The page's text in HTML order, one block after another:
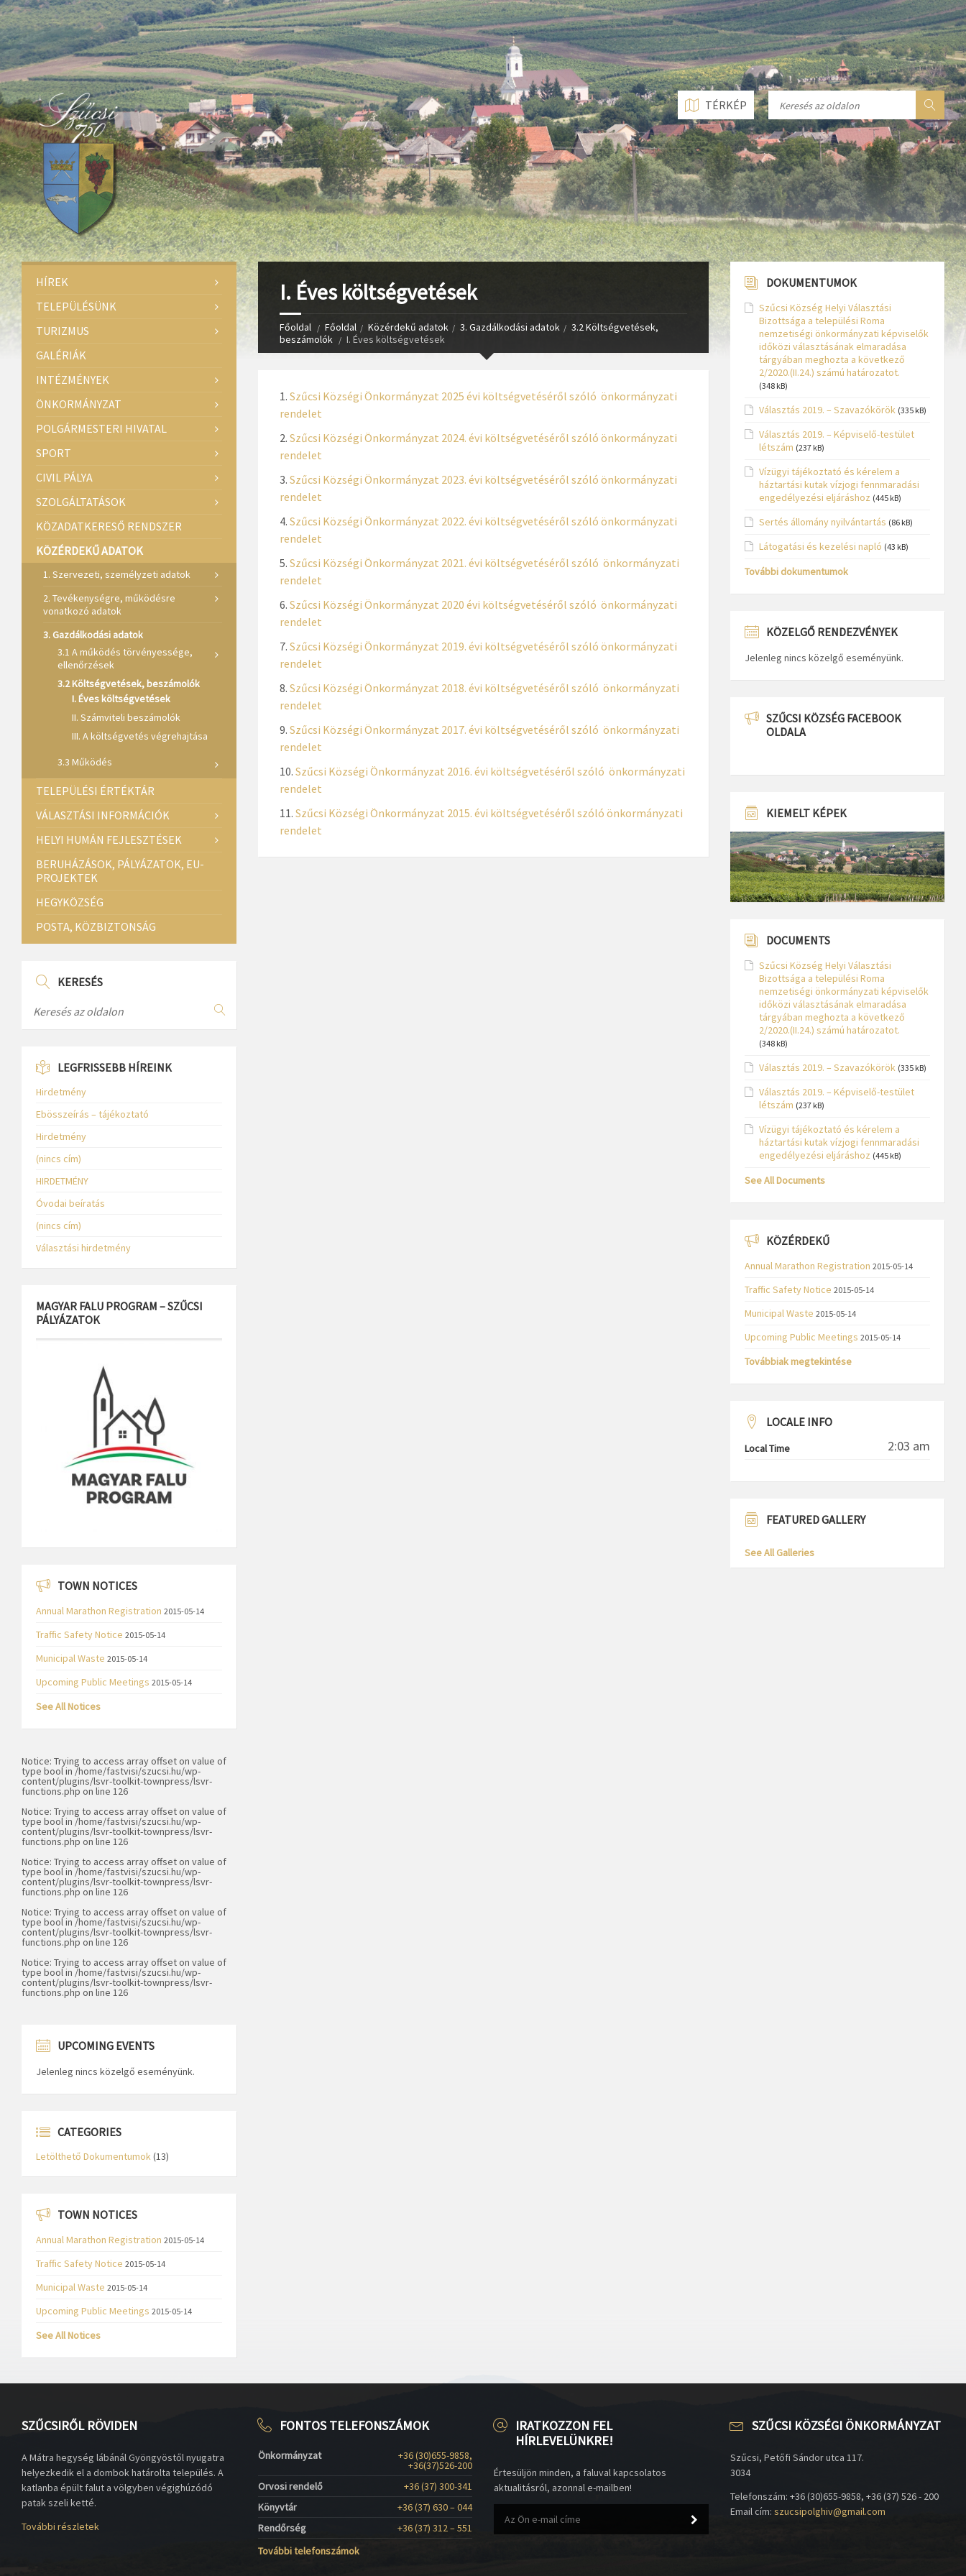
Deprecated: Function create_function() is deprecated in/home/fastvisi/szucsi.hu/wp-content/themes/townpress/functions.phpon line237
Deprecated: Function create_function() is deprecated in/home/fastvisi/szucsi.hu/wp-content/themes/townpress/functions.phpon line282
Deprecated: Function create_function() is deprecated in/home/fastvisi/szucsi.hu/wp-content/themes/townpress/functions.phpon line284
TÉRKÉP
I. Éves költségvetések
Főoldal Főoldal Közérdekű adatok 3. Gazdálkodási adatok
3.2 Költségvetések,
beszámolók
I. Éves költségvetések
Szűcsi Községi Önkormányzat 2025 évi költségvetéséről szóló önkormányzati
rendelet
Szűcsi Községi Önkormányzat 2024. évi költségvetéséről szóló önkormányzati
rendelet
Szűcsi Községi Önkormányzat 2023. évi költségvetéséről szóló önkormányzati
rendelet
Szűcsi Községi Önkormányzat 2022. évi költségvetéséről szóló önkormányzati
rendelet
Szűcsi Községi Önkormányzat 2021. évi költségvetéséről szóló önkormányzati
rendelet
Szűcsi Községi Önkormányzat 2020 évi költségvetéséről szóló önkormányzati
rendelet
Szűcsi Községi Önkormányzat 2019. évi költségvetéséről szóló önkormányzati
rendelet
Szűcsi Községi Önkormányzat 2018. évi költségvetéséről szóló önkormányzati
rendelet
Szűcsi Községi Önkormányzat 2017. évi költségvetéséről szóló önkormányzati
rendelet
Szűcsi Községi Önkormányzat 2016. évi költségvetéséről szóló önkormányzati
rendelet
Szűcsi Községi Önkormányzat 2015. évi költségvetéséről szóló önkormányzati
rendelet
HÍREK
TELEPÜLÉSÜNK
TURIZMUS
GALÉRIÁK
INTÉZMÉNYEK
ÖNKORMÁNYZAT
POLGÁRMESTERI HIVATAL
SPORT
CIVIL PÁLYA
SZOLGÁLTATÁSOK
KÖZADATKERESŐ RENDSZER
KÖZÉRDEKŰ ADATOK
1. Szervezeti, személyzeti adatok
2. Tevékenységre, működésre
vonatkozó adatok
3. Gazdálkodási adatok
3.1 A működés törvényessége,
ellenőrzések
3.2 Költségvetések, beszámolók
I. Éves költségvetések
II. Számviteli beszámolók
III. A költségvetés végrehajtása
3.3 Működés
TELEPÜLÉSI ÉRTÉKTÁR
VÁLASZTÁSI INFORMÁCIÓK
HELYI HUMÁN FEJLESZTÉSEK
BERUHÁZÁSOK, PÁLYÁZATOK, EU-
PROJEKTEK
HEGYKÖZSÉG
POSTA, KÖZBIZTONSÁG
KERESÉS
LEGFRISSEBB HÍREINK
Hirdetmény
Ebösszeírás – tájékoztató
Hirdetmény
(nincs cím)
HIRDETMÉNY
Óvodai beíratás
(nincs cím)
Választási hirdetmény
MAGYAR FALU PROGRAM – SZŰCSI
PÁLYÁZATOK
TOWN NOTICES
Annual Marathon Registration 2015-05-14
Traffic Safety Notice 2015-05-14
Municipal Waste 2015-05-14
Upcoming Public Meetings 2015-05-14
See All Notices
Notice: Trying to access array offset on value of
type bool in /home/fastvisi/szucsi.hu/wp-
content/plugins/lsvr-toolkit-townpress/lsvr-
functions.php on line 126
Notice: Trying to access array offset on value of
type bool in /home/fastvisi/szucsi.hu/wp-
content/plugins/lsvr-toolkit-townpress/lsvr-
functions.php on line 126
Notice: Trying to access array offset on value of
type bool in /home/fastvisi/szucsi.hu/wp-
content/plugins/lsvr-toolkit-townpress/lsvr-
functions.php on line 126
Notice: Trying to access array offset on value of
type bool in /home/fastvisi/szucsi.hu/wp-
content/plugins/lsvr-toolkit-townpress/lsvr-
functions.php on line 126
Notice: Trying to access array offset on value of
type bool in /home/fastvisi/szucsi.hu/wp-
content/plugins/lsvr-toolkit-townpress/lsvr-
functions.php on line 126
UPCOMING EVENTS
Jelenleg nincs közelgő eseményünk.
CATEGORIES
Letölthető Dokumentumok(13)
TOWN NOTICES
Annual Marathon Registration 2015-05-14
Traffic Safety Notice 2015-05-14
Municipal Waste 2015-05-14
Upcoming Public Meetings 2015-05-14
See All Notices
DOKUMENTUMOK
Szűcsi Község Helyi Választási
Bizottsága a települési Roma
nemzetiségi önkormányzati képviselők
időközi választásának elmaradása
tárgyában meghozta a következő
2/2020.(II.24.) számú határozatot.
(348 kB)
Választás 2019. – Szavazókörök (335 kB)
Választás 2019. – Képviselő-testület
létszám (237 kB)
Vízügyi tájékoztató és kérelem a
háztartási kutak vízjogi fennmaradási
engedélyezési eljáráshoz (445 kB)
Sertés állomány nyilvántartás (86 kB)
Látogatási és kezelési napló (43 kB)
További dokumentumok
KÖZELGŐ RENDEZVÉNYEK
Jelenleg nincs közelgő eseményünk.
SZŰCSI KÖZSÉG FACEBOOK
OLDALA
KIEMELT KÉPEK
DOCUMENTS
Szűcsi Község Helyi Választási
Bizottsága a települési Roma
nemzetiségi önkormányzati képviselők
időközi választásának elmaradása
tárgyában meghozta a következő
2/2020.(II.24.) számú határozatot.
(348 kB)
Választás 2019. – Szavazókörök (335 kB)
Választás 2019. – Képviselő-testület
létszám (237 kB)
Vízügyi tájékoztató és kérelem a
háztartási kutak vízjogi fennmaradási
engedélyezési eljáráshoz (445 kB)
See All Documents
KÖZÉRDEKŰ
Annual Marathon Registration 2015-05-14
Traffic Safety Notice 2015-05-14
Municipal Waste 2015-05-14
Upcoming Public Meetings 2015-05-14
Továbbiak megtekintése
LOCALE INFO
Local Time 2:03 am
FEATURED GALLERY
See All Galleries
SZŰCSIRŐL RÖVIDEN
A Mátra hegység lábánál Gyöngyöstől nyugatra
helyezkedik el a dombok határolta település. A
katlanba épült falut a völgyben végighúzódó
patak szeli ketté.
További részletek
FONTOS TELEFONSZÁMOK
Önkormányzat +36 (30)655-9858,
+36(37)526-200
Orvosi rendelő
+36 (37) 300-341
Könyvtár
+36 (37) 630 – 044
Rendőrség
+36 (37) 312 – 551
További telefonszámok
IRATKOZZON FEL
HÍRLEVELÜNKRE!
Értesüljön minden, a faluval kapcsolatos
aktualitásról, azonnal e-mailben!
SZŰCSI KÖZSÉGI ÖNKORMÁNYZAT
Szűcsi, Petőfi Sándor utca 117.
3034
Telefonszám: +36 (30)655-9858, +36 (37) 526 - 200
Email cím: szucsipolghiv@gmail.com